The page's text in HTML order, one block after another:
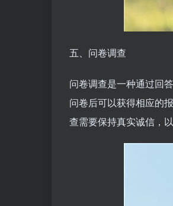
五、问卷调查
问卷调查是一种通过回
问卷后可以获得相应的
查需要保持真实诚信，以